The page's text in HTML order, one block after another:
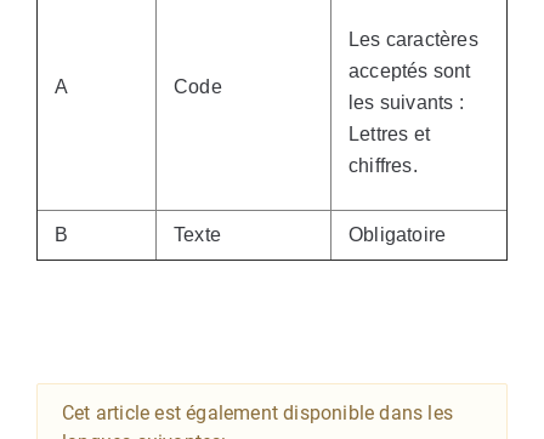
A Code
Les caractères
acceptés sont
les suivants :
Lettres et
chiffres.
B Texte Obligatoire
Cet article est également disponible dans les